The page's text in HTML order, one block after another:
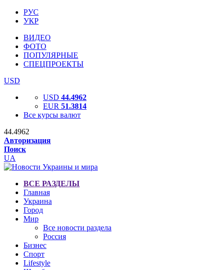
РУС
УКР
ВИДЕО
ФОТО
ПОПУЛЯРНЫЕ
СПЕЦПРОЕКТЫ
USD
USD 44.4962
EUR 51.3814
Все курсы валют
44.4962
Авторизация
Поиск
UA
ВСЕ РАЗДЕЛЫ
Главная
Украина
Город
Мир
Все новости раздела
Россия
Бизнес
Спорт
Lifestyle